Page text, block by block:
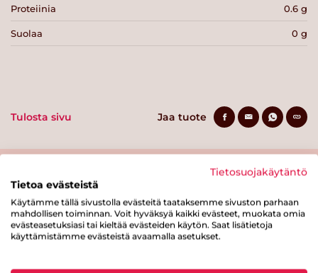
Proteiinia 0.6 g
Suolaa 0 g
Tulosta sivu Jaa tuote
Tietosuojakäytäntö
Tietoa evästeistä
Käytämme tällä sivustolla evästeitä taataksemme sivuston parhaan
mahdollisen toiminnan. Voit hyväksyä kaikki evästeet, muokata omia
evästeasetuksiasi tai kieltää evästeiden käytön. Saat lisätietoja
käyttämistämme evästeistä avaamalla asetukset.